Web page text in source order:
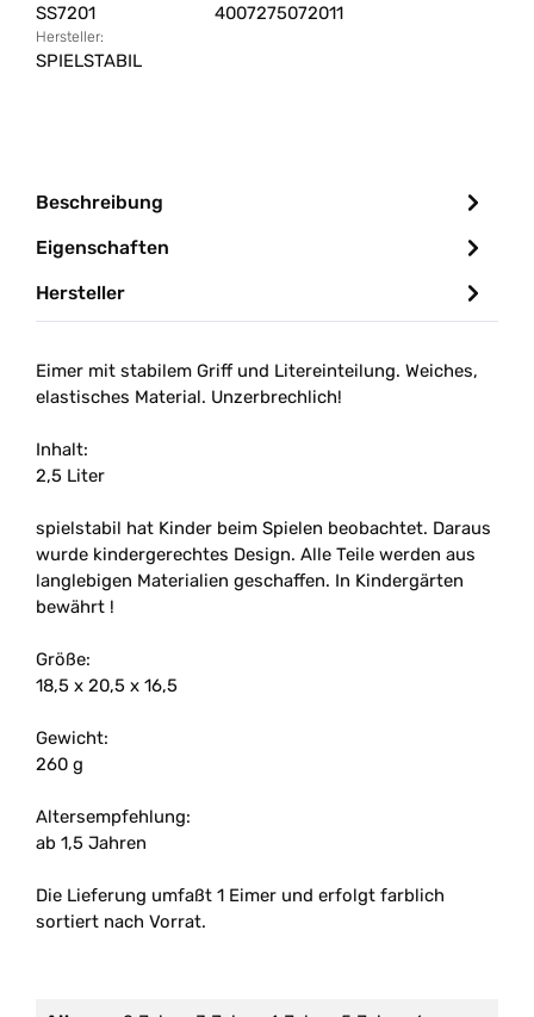
SS7201 4007275072011
Hersteller:
SPIELSTABIL
Beschreibung
Eigenschaften
Hersteller
Eimer mit stabilem Griff und Litereinteilung. Weiches,
elastisches Material. Unzerbrechlich!
Inhalt:
2,5 Liter
spielstabil hat Kinder beim Spielen beobachtet. Daraus
wurde kindergerechtes Design. Alle Teile werden aus
langlebigen Materialien geschaffen. In Kindergärten
bewährt !
Größe:
18,5 x 20,5 x 16,5
Gewicht:
260 g
Altersempfehlung:
ab 1,5 Jahren
Die Lieferung umfaßt 1 Eimer und erfolgt farblich
sortiert nach Vorrat.